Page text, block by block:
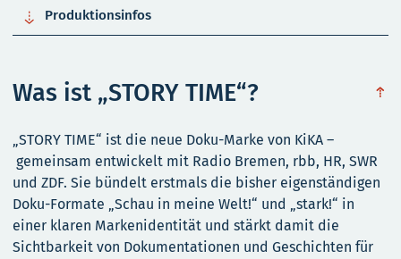
 Produktionsinfos
Was ist „STORY TIME“?
„STORY TIME“ ist die neue Doku-Marke von KiKA –
gemeinsam entwickelt mit Radio Bremen, rbb, HR, SWR
und ZDF. Sie bündelt erstmals die bisher eigenständigen
Doku-Formate „Schau in meine Welt!“ und „stark!“ in
einer klaren Markenidentität und stärkt damit die
Sichtbarkeit von Dokumentationen und Geschichten für